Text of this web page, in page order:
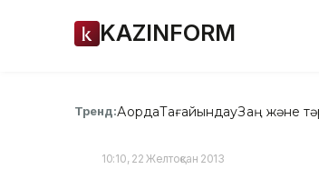
KAZINFORM
Тренд:АқордаТағайындауЗаң және
10:10, 22 Желтоқсан 2013